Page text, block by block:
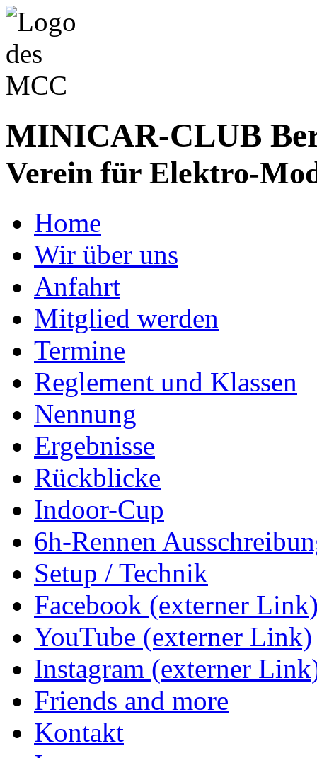
MINICAR-CLUB
Verein für Elektro-
Home
Wir über uns
Anfahrt
Mitglied werden
Termine
Reglement und Klassen
Nennung
Ergebnisse
Rückblicke
Indoor-Cup
6h-Rennen
Setup / Technik
Facebook (externer
YouTube (externer Link)
Instagram (externer
Friends and more
Kontakt